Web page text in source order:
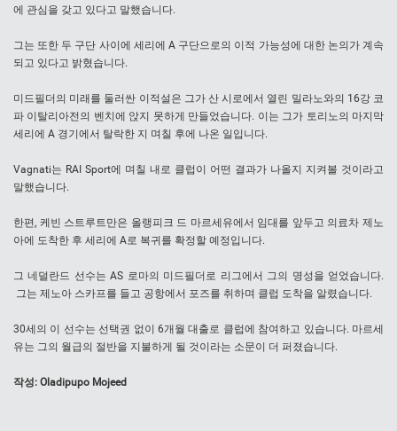
에 관심을 갖고 있다고 말했습니다.
그는 또한 두 구단 사이에 세리에 A 구단으로의 이적 가능성에 대한 논의가 계속
되고 있다고 밝혔습니다.
미드필더의 미래를 둘러싼 이적설은 그가 산 시로에서 열린 밀라노와의 16강 코
파 이탈리아전의 벤치에 앉지 못하게 만들었습니다. 이는 그가 토리노의 마지막
세리에 A 경기에서 탈락한 지 며칠 후에 나온 일입니다.
Vagnati는 RAI Sport에 며칠 내로 클럽이 어떤 결과가 나올지 지켜볼 것이라고
말했습니다.
한편, 케빈 스트루트만은 올랭피크 드 마르세유에서 임대를 앞두고 의료차 제노
아에 도착한 후 세리에 A로 복귀를 확정할 예정입니다.
그 네덜란드 선수는 AS 로마의 미드필더로 리그에서 그의 명성을 얻었습니다.
그는 제노아 스카프를 들고 공항에서 포즈를 취하며 클럽 도착을 알렸습니다.
30세의 이 선수는 선택권 없이 6개월 대출로 클럽에 참여하고 있습니다. 마르세
유는 그의 월급의 절반을 지불하게 될 것이라는 소문이 더 퍼졌습니다.
작성: Oladipupo Mojeed